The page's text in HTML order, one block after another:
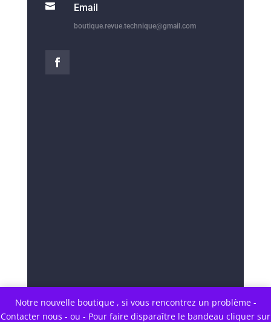
Notre nouvelle boutique , si vous rencontrez un problème -
Contacter nous - ou - Pour faire disparaître le bandeau cliquer sur
 Email
boutique.revue.technique@gmail.com